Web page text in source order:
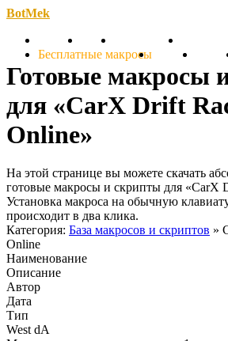
BotMek
Скачать
Обзор Обновления
Бесплатные макросы Тарифы
Готовые макросы
для «CarX Drift
Online»
На этой странице вы можете скачать
готовые макросы и скрипты для «CarX
Установка макроса на обычную
происходит в два клика.
Категория: База макросов и скриптов »
Online
Наименование
Описание
Автор
Дата
Тип
West dA